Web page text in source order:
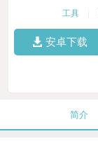
工具
安卓下载
简介